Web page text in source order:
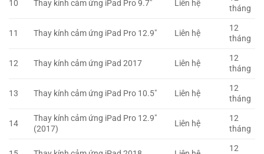
10 Thay kính cảm ứng iPad Pro 9.7″ Liên hệ
tháng
11 Thay kính cảm ứng iPad Pro 12.9″ Liên hệ
12
tháng
12 Thay kính cảm ứng iPad 2017 Liên hệ
12
tháng
13 Thay kính cảm ứng iPad Pro 10.5″ Liên hệ
12
tháng
14
Thay kính cảm ứng iPad Pro 12.9″
(2017)
Liên hệ
12
tháng
12